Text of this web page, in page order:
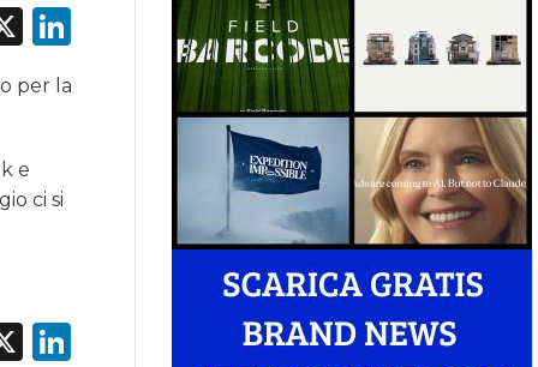
X LinkedIn
per la
e
ci si
X LinkedIn